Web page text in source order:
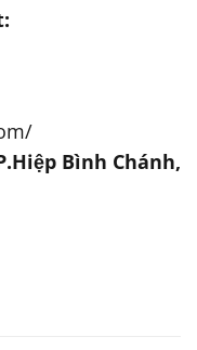
Bình Chánh,